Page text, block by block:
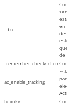
_fbp
en
de
_remember_checked_on
ac_enable_tracking
bcookie